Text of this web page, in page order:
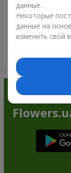
данные.
Некоторые
данные на
изменить свой